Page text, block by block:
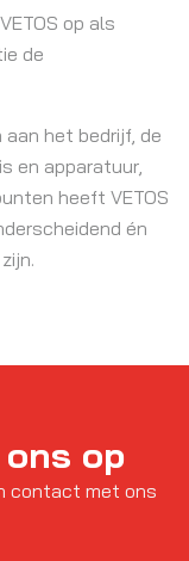
op als
de
aan het bedrijf, de
en apparatuur,
heeft VETOS
én
op
contact met ons